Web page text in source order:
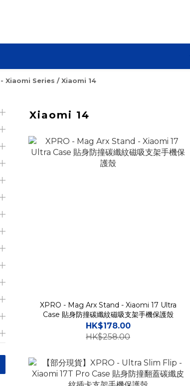
Xiaomi Series /Xiaomi 14
Xiaomi 14
XPRO - Mag Arx Stand - Xiaomi 17 Ultra
Case 貼身防撞碳纖紋磁吸支架手機保護殼
HK$178.00
HK$258.00